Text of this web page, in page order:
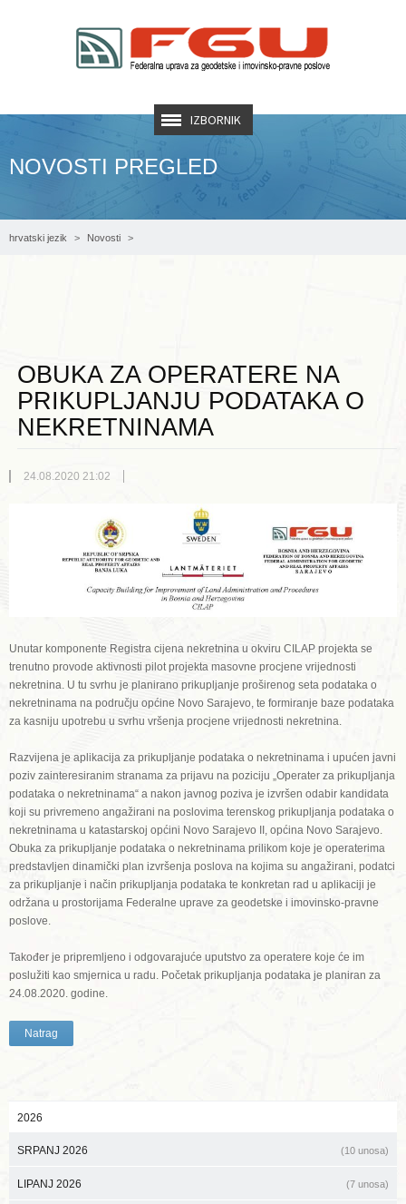
IZBORNIK
NOVOSTI PREGLED
hrvatski jezik Novosti
OBUKA ZA OPERATERE NA
PRIKUPLJANJU PODATAKA O
NEKRETNINAMA
24.08.2020 21:02
Unutar komponente Registra cijena nekretnina u okviru CILAP projekta se
trenutno provode aktivnosti pilot projekta masovne procjene vrijednosti
nekretnina. U tu svrhu je planirano prikupljanje proširenog seta podataka o
nekretninama na području općine Novo Sarajevo, te formiranje baze podataka
za kasniju upotrebu u svrhu vršenja procjene vrijednosti nekretnina.
Razvijena je aplikacija za prikupljanje podataka o nekretninama i upućen javni
poziv zainteresiranim stranama za prijavu na poziciju „Operater za prikupljanja
podataka o nekretninama“ a nakon javnog poziva je izvršen odabir kandidata
koji su privremeno angažirani na poslovima terenskog prikupljanja podataka o
nekretninama u katastarskoj općini Novo Sarajevo II, općina Novo Sarajevo.
Obuka za prikupljanje podataka o nekretninama prilikom koje je operaterima
predstavljen dinamički plan izvršenja poslova na kojima su angažirani, podatci
za prikupljanje i način prikupljanja podataka te konkretan rad u aplikaciji je
održana u prostorijama Federalne uprave za geodetske i imovinsko-pravne
poslove.
Također je pripremljeno i odgovarajuće uputstvo za operatere koje će im
poslužiti kao smjernica u radu. Početak prikupljanja podataka je planiran za
24.08.2020. godine.
Natrag
2026
SRPANJ 2026 (10 unosa)
LIPANJ 2026 (7 unosa)